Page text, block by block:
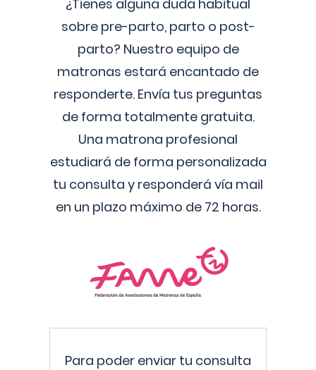
¿Tienes alguna duda habitual
sobre pre-parto, parto o post-
parto? Nuestro equipo de
matronas estará encantado de
responderte. Envía tus preguntas
de forma totalmente gratuita.
Una matrona profesional
estudiará de forma personalizada
tu consulta y responderá vía mail
en un plazo máximo de 72 horas.
Para poder enviar tu consulta